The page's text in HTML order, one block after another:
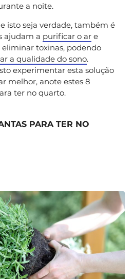
a noite.
isto seja verdade, também é
ajudam a purificar o ar e
toxinas, podendo
a qualidade do sono.
experimentar esta solução
melhor, anote estes 8
ter no quarto.
PARA TER NO